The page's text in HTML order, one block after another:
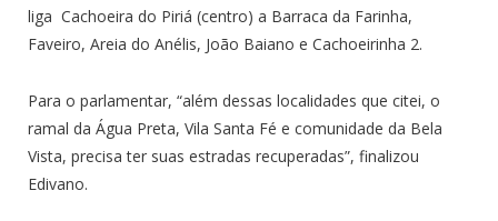
liga Cachoeira do Piriá (centro) a Barraca da Farinha,
Faveiro, Areia do Anélis, João Baiano e Cachoeirinha 2.
Para o parlamentar, “além dessas localidades que citei, o
ramal da Água Preta, Vila Santa Fé e comunidade da Bela
Vista, precisa ter suas estradas recuperadas”, finalizou
Edivano.